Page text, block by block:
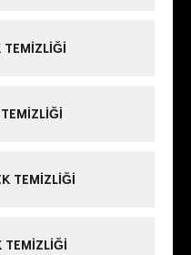
TEMIZLIĞI
TEMIZLIĞI
TEMIZLIĞI